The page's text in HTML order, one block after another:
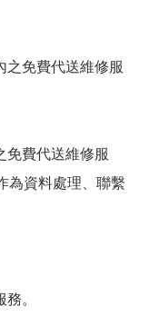
之免費代送維修服
免費代送維修服
為資料處理、聯繫
。